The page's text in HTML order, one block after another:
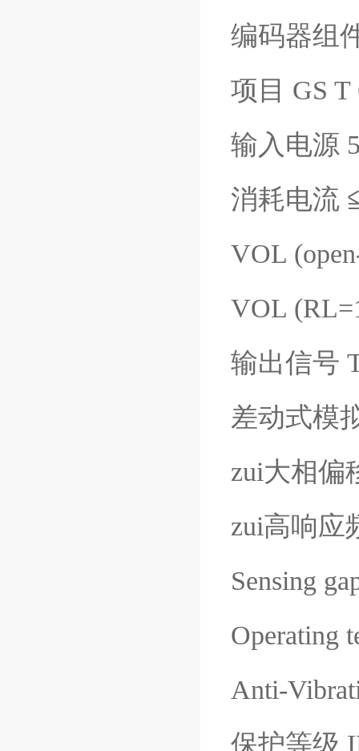
编码器组
项目 GS T
输入电源
消耗电流
VOL
VOL
输出信号
差动式模
zui大相偏
zui高响应
Sensing
Operating
Anti-
保护等级